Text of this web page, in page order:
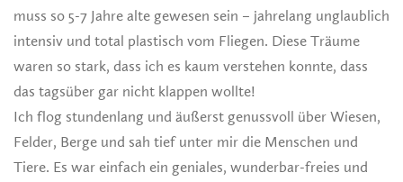
muss so 5-7 Jahre alte gewesen sein – jahrelang unglaublich
intensiv und total plastisch vom Fliegen. Diese Träume
waren so stark, dass ich es kaum verstehen konnte, dass
das tagsüber gar nicht klappen wollte!
Ich flog stundenlang und äußerst genussvoll über Wiesen,
Felder, Berge und sah tief unter mir die Menschen und
Tiere. Es war einfach ein geniales, wunderbar-freies und